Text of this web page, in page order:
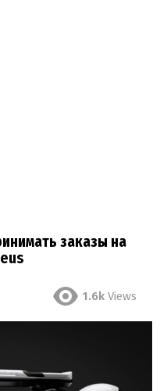
заказы на
1.6k Views